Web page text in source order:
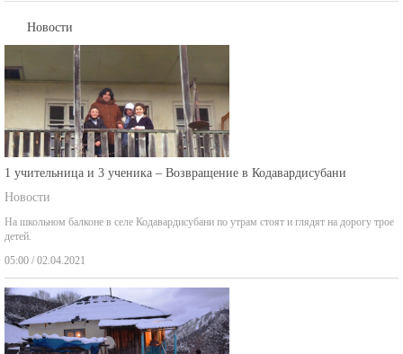
Новости
1 учительница и 3 ученика – Возвращение в Кодавардисубани
Новости
На школьном балконе в селе Кодавардисубани по утрам стоят и глядят на дорогу трое
детей.
05:00 / 02.04.2021